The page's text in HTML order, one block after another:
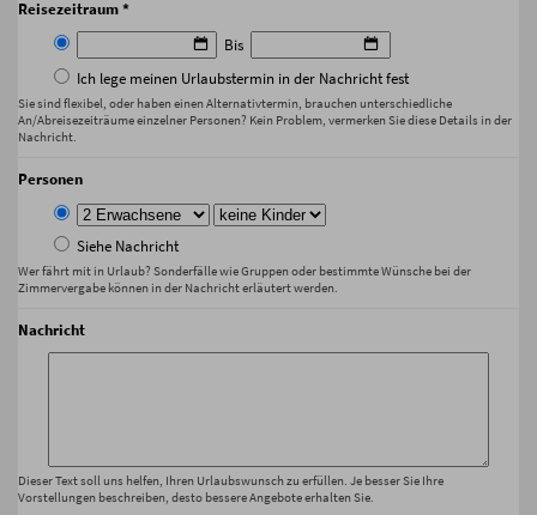
Reisezeitraum *
Bis
Ich lege meinen Urlaubstermin in der Nachricht fest
Sie sind flexibel, oder haben einen Alternativtermin, brauchen unterschiedliche
An/Abreisezeiträume einzelner Personen? Kein Problem, vermerken Sie diese Details in der
Nachricht.
Personen
Siehe Nachricht
Wer fährt mit in Urlaub? Sonderfälle wie Gruppen oder bestimmte Wünsche bei der
Zimmervergabe können in der Nachricht erläutert werden.
Nachricht
Dieser Text soll uns helfen, Ihren Urlaubswunsch zu erfüllen. Je besser Sie Ihre
Vorstellungen beschreiben, desto bessere Angebote erhalten Sie.